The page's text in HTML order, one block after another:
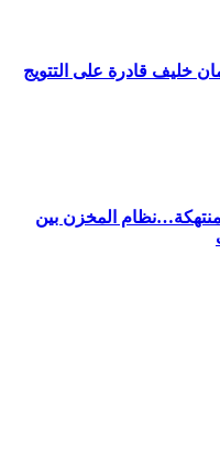
خليف قادرة على التتويج
المخزن بين